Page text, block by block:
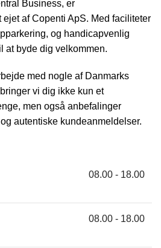
Business, er
af Copenti ApS. Med faciliteter
og handicapvenlig
at byde dig velkommen.
med nogle af Danmarks
vi dig ikke kun et
men også anbefalinger
autentiske kundeanmeldelser.
08.00 - 18.00
08.00 - 18.00